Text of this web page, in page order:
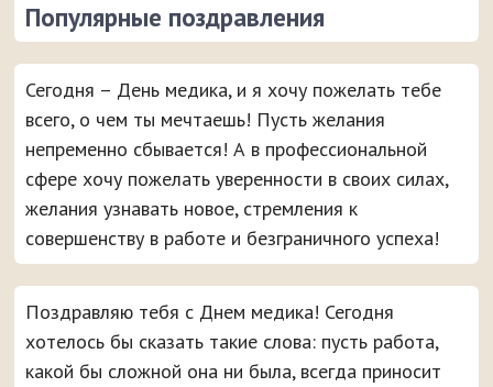
Популярные поздравления
Сегодня – День медика, и я хочу пожелать тебе
всего, о чем ты мечтаешь! Пусть желания
непременно сбывается! А в профессиональной
сфере хочу пожелать уверенности в своих силах,
желания узнавать новое, стремления к
совершенству в работе и безграничного успеха!
Поздравляю тебя с Днем медика! Сегодня
хотелось бы сказать такие слова: пусть работа,
какой бы сложной она ни была, всегда приносит